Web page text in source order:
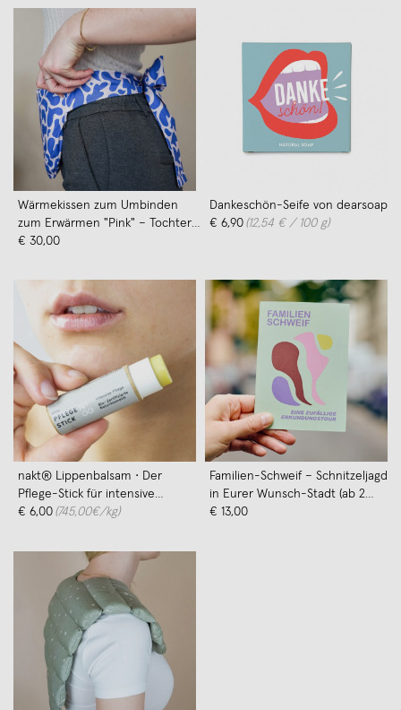
Wärmekissen zum Umbinden
zum Erwärmen "Pink" – Tochter
von Walter
€ 30,00
Dankeschön-Seife von dearsoap
€ 6,90 (12,54 € / 100 g)
nakt® Lippenbalsam • Der
Pflege-Stick für intensive
Feuchtigkeitspflege
€ 6,00 (745,00€/kg)
Familien-Schweif – Schnitzeljagd
in Eurer Wunsch-Stadt (ab 2
Personen) von die Schweiferei
€ 13,00